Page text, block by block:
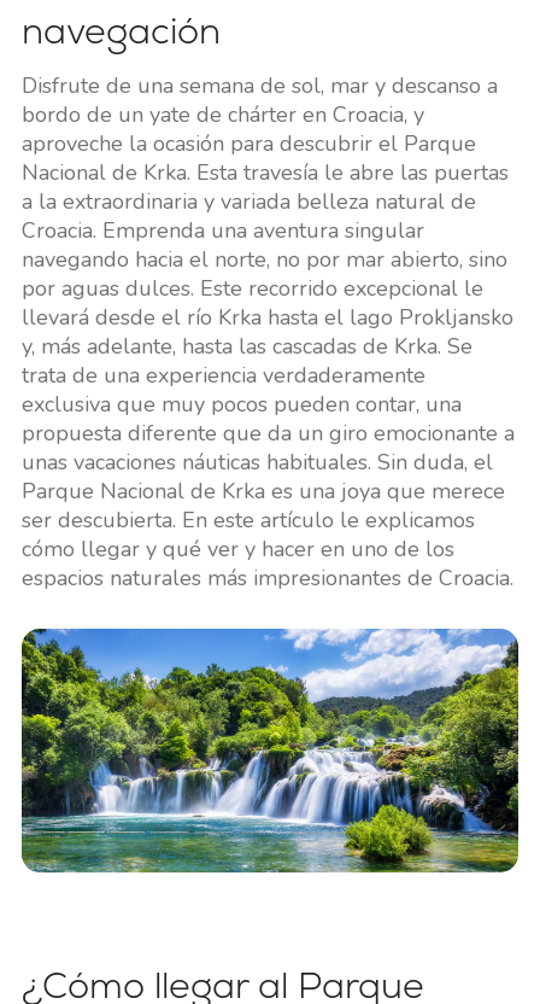
navegación
Disfrute de una semana de sol, mar y descanso a
bordo de un yate de chárter en Croacia, y
aproveche la ocasión para descubrir el Parque
Nacional de Krka. Esta travesía le abre las puertas
a la extraordinaria y variada belleza natural de
Croacia. Emprenda una aventura singular
navegando hacia el norte, no por mar abierto, sino
por aguas dulces. Este recorrido excepcional le
llevará desde el río Krka hasta el lago Prokljansko
y, más adelante, hasta las cascadas de Krka. Se
trata de una experiencia verdaderamente
exclusiva que muy pocos pueden contar, una
propuesta diferente que da un giro emocionante a
unas vacaciones náuticas habituales. Sin duda, el
Parque Nacional de Krka es una joya que merece
ser descubierta. En este artículo le explicamos
cómo llegar y qué ver y hacer en uno de los
espacios naturales más impresionantes de Croacia.
¿Cómo llegar al Parque